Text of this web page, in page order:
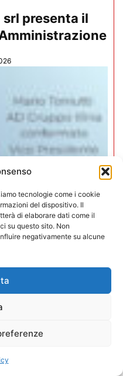
tecnologie come i cookie
del dispositivo. Il
di elaborare dati come il
su questo sito. Non
negativamente su alcune
srl presenta il
Vice
per il
2030